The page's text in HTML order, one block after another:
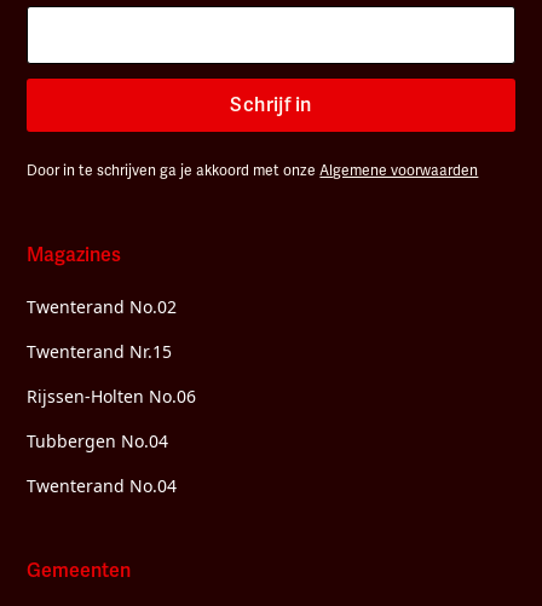
Schrijf in
Door in te schrijven ga je akkoord met onzeAlgemene voorwaarden
Magazines
Twenterand No.02
Twenterand Nr.15
Rijssen-Holten No.06
Tubbergen No.04
Twenterand No.04
Gemeenten